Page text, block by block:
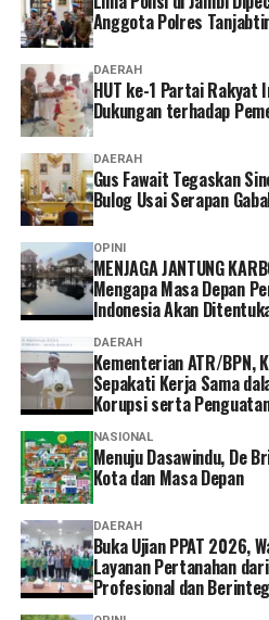
Ia pun menganggap
sebagai bentuk perlindungan
dan keluarga sekaligus
Program JKN.
“Menurut saya, layanan non
memudahkan karena semua
diakses cukup melalui
depannya layanannya terus
mudah digunakan dan kendala
diminimalkan. Dengan begitu,
administrasi dengan lebih
mengantre di kantor,” tuturnya.
Anggota Polres
DAERAH
HUT ke-1 Partai Rakyat
Dukungan terhadap
DAERAH
Gus Fawait Tegaskan
Bulog Usai Serapan
OPINI
MENJAGA JANTUNG
Mengapa Masa Depan
Indonesia Akan
DAERAH
Kementerian ATR/BPN,
Sepakati Kerja Sama
Korupsi serta
NASIONAL
Menuju Dasawindu, De
Kota dan Masa Depan
DAERAH
Buka Ujian PPAT 2026,
Layanan Pertanahan
Profesional dan